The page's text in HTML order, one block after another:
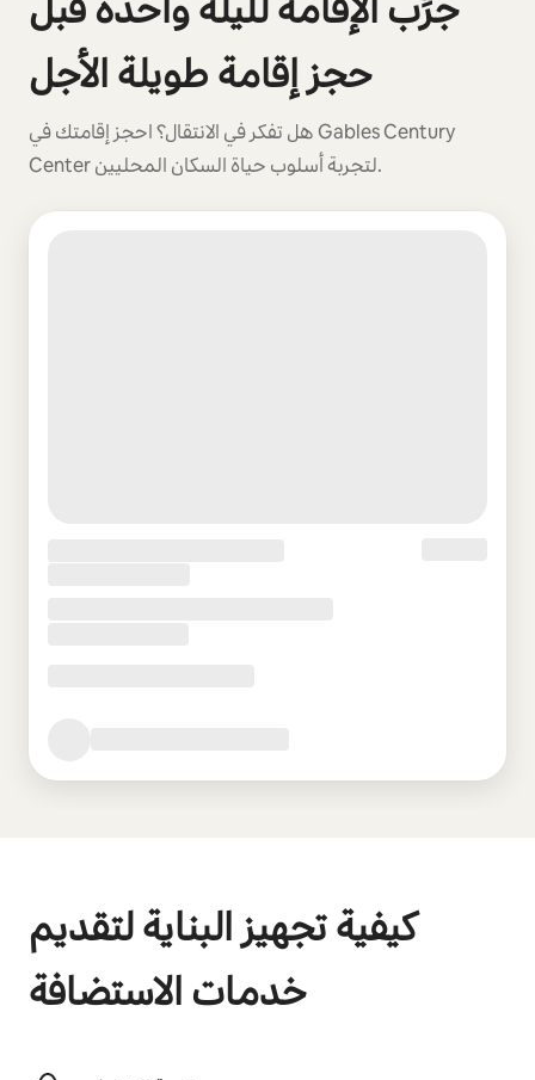
حجز إقامة طويلة الأجل
هل تفكر في الانتقال؟ احجز إقامتك في Gables Century
Center لتجربة أسلوب حياة السكان المحليين.
كيفية تجهيز البناية لتقديم
خدمات الاستضافة